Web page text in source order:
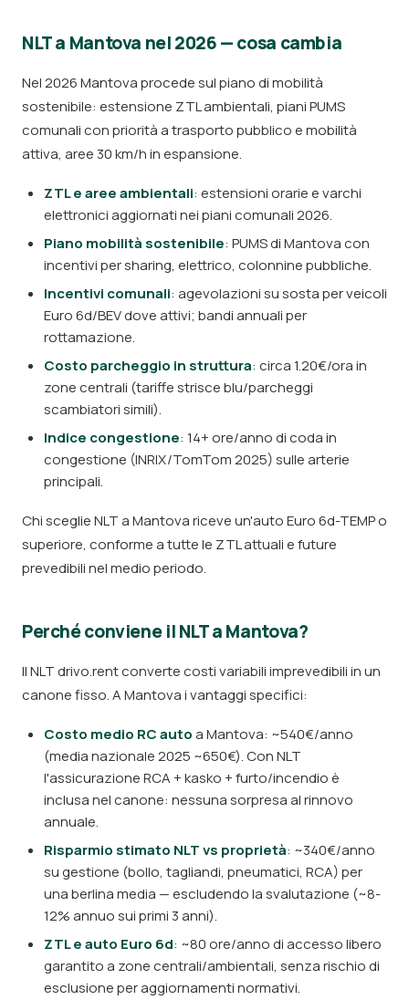
NLT a Mantova nel 2026 — cosa cambia
Nel 2026 Mantova procede sul piano di mobilità
sostenibile: estensione ZTL ambientali, piani PUMS
comunali con priorità a trasporto pubblico e mobilità
attiva, aree 30 km/h in espansione.
ZTL e aree ambientali: estensioni orarie e varchi
elettronici aggiornati nei piani comunali 2026.
Piano mobilità sostenibile: PUMS di Mantova con
incentivi per sharing, elettrico, colonnine pubbliche.
Incentivi comunali: agevolazioni su sosta per veicoli
Euro 6d/BEV dove attivi; bandi annuali per
rottamazione.
Costo parcheggio in struttura: circa 1.20€/ora in
zone centrali (tariffe strisce blu/parcheggi
scambiatori simili).
Indice congestione: 14+ ore/anno di coda in
congestione (INRIX/TomTom 2025) sulle arterie
principali.
Chi sceglie NLT a Mantova riceve un'auto Euro 6d-TEMP o
superiore, conforme a tutte le ZTL attuali e future
prevedibili nel medio periodo.
Perché conviene il NLT a Mantova?
Il NLT drivo.rent converte costi variabili imprevedibili in un
canone fisso. A Mantova i vantaggi specifici:
Costo medio RC autoa Mantova: ~540€/anno
(media nazionale 2025 ~650€). Con NLT
l'assicurazione RCA + kasko + furto/incendio è
inclusa nel canone: nessuna sorpresa al rinnovo
annuale.
Risparmio stimato NLT vs proprietà: ~340€/anno
su gestione (bollo, tagliandi, pneumatici, RCA) per
una berlina media — escludendo la svalutazione (~8-
12% annuo sui primi 3 anni).
ZTL e auto Euro 6d: ~80 ore/anno di accesso libero
garantito a zone centrali/ambientali, senza rischio di
esclusione per aggiornamenti normativi.